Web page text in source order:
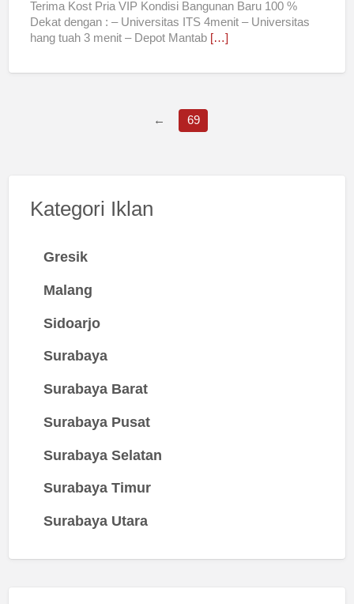
Terima Kost Pria VIP Kondisi Bangunan Baru 100 %
Dekat dengan : – Universitas ITS 4menit – Universitas
hang tuah 3 menit – Depot Mantab […]
← 69
Kategori Iklan
Gresik
Malang
Sidoarjo
Surabaya
Surabaya Barat
Surabaya Pusat
Surabaya Selatan
Surabaya Timur
Surabaya Utara